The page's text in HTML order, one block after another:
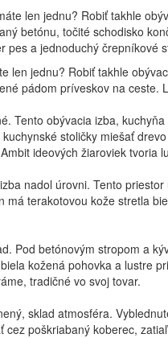
len jednu? Robiť takhle
pádom príveskov na
Tento obývacia izba,
stoličky miešať
ideových žiaroviek
nadol úrovni. Tento
terakotovou kože stretla
Pod betónovým stropom a
kožená pohovka a lustre
tradičné vo svoj tovar.
sklad atmosféra.
cez poškriabaný koberec,